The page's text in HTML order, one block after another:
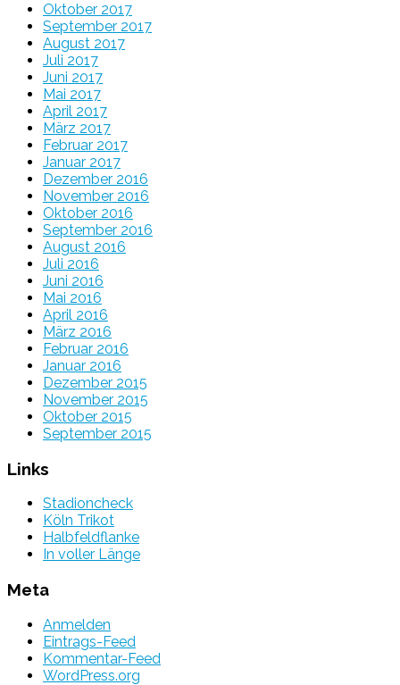
Oktober 2017
September 2017
August 2017
Juli 2017
Juni 2017
Mai 2017
April 2017
März 2017
Februar 2017
Januar 2017
Dezember 2016
November 2016
Oktober 2016
September 2016
August 2016
Juli 2016
Juni 2016
Mai 2016
April 2016
März 2016
Februar 2016
Januar 2016
Dezember 2015
November 2015
Oktober 2015
September 2015
Links
Stadioncheck
Köln Trikot
Halbfeldflanke
In voller Länge
Meta
Anmelden
Eintrags-Feed
Kommentar-Feed
WordPress.org